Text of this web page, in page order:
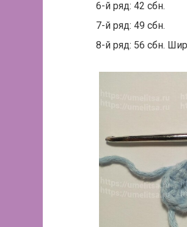
6-й ряд: 42 сбн.
7-й ряд: 49 сбн.
8-й ряд: 56 сбн.